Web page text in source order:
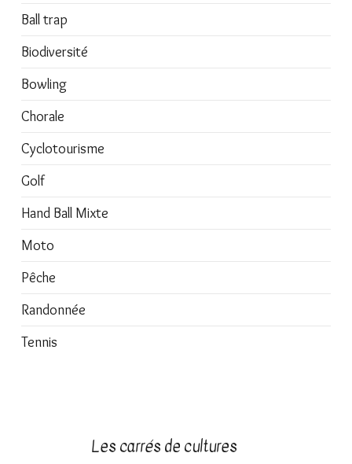
Ball trap
Biodiversité
Bowling
Chorale
Cyclotourisme
Golf
Hand Ball Mixte
Moto
Pêche
Randonnée
Tennis
Les carrés de cultures